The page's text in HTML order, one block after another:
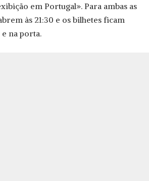
em Portugal». Para ambas as
às 21:30 e os bilhetes ficam
e na porta.